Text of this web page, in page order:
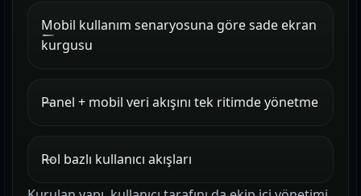
Mobil kullanım senaryosuna göre sade ekran
kurgusu
Panel + mobil veri akışını tek ritimde yönetme
Rol bazlı kullanıcı akışları